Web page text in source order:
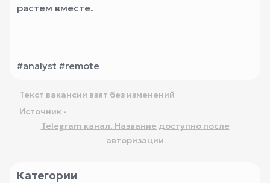
растем вместе.
#analyst #remote
Текст вакансии взят без изменений
Источник -
Telegram канал. Название доступно после
авторизации
Категории